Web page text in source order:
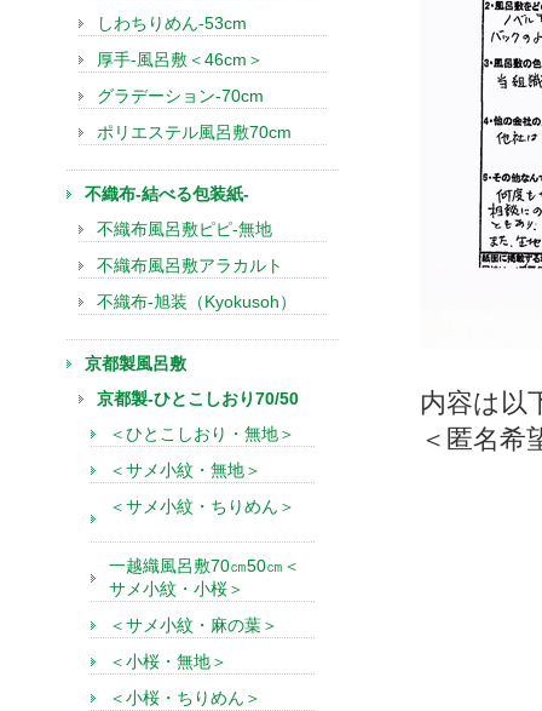
内容は以
＜匿名希
しわちりめん-53cm
厚手-風呂敷＜46cm＞
グラデーション-70cm
ポリエステル風呂敷70cm
不織布-結べる包装紙-
不織布風呂敷ピピ-無地
不織布風呂敷アラカルト
不織布-旭装（Kyokusoh）
京都製風呂敷
京都製-ひとこしおり70/50
＜ひとこしおり・無地＞
＜サメ小紋・無地＞
＜サメ小紋・ちりめん＞
一越織風呂敷70㎝50㎝＜
サメ小紋・小桜＞
＜サメ小紋・麻の葉＞
＜小桜・無地＞
＜小桜・ちりめん＞